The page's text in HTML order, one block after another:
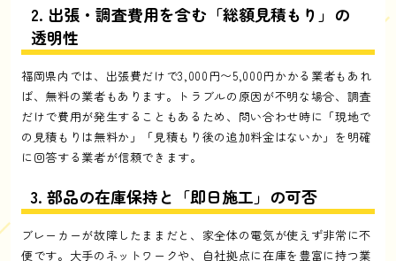
2. 出張・調査費用を含む「総額見積もり」の
透明性
福岡県内では、出張費だけで3,000円〜5,000円かかる業者もあれ
ば、無料の業者もあります。トラブルの原因が不明な場合、調査
だけで費用が発生することもあるため、問い合わせ時に「現地で
の見積もりは無料か」「見積もり後の追加料金はないか」を明確
に回答する業者が信頼できます。
3. 部品の在庫保持と「即日施工」の可否
ブレーカーが故障したままだと、家全体の電気が使えず非常に不
便です。大手のネットワークや、自社拠点に在庫を豊富に持つ業